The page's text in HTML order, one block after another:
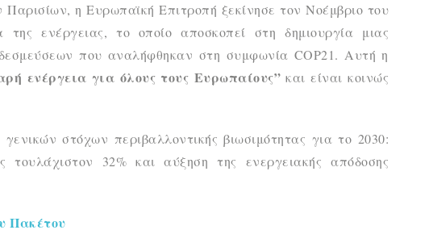
η Ευρωπαϊκή Επιτροπή ξεκίνησε τον Νοέμβριο του
ενέργειας, το οποίο αποσκοπεί στη δημιουργία μιας
που αναλήφθηκαν στη συμφωνία COP21. Αυτή η
ενέργεια για όλους τους Ευρωπαίους”και είναι κοινώς
στόχων περιβαλλοντικής βιωσιμότητας για το 2030:
32% και αύξηση της ενεργειακής απόδοσης
Πακέτου